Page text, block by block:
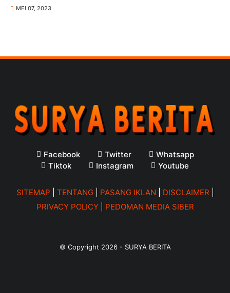
MEI 07, 2023
Facebook Twitter
Whatsapp
Tiktok
Instagram Youtube
SITEMAP TENTANG| PASANG IKLAN DISCLAIMER
PRIVACY POLICY| PEDOMAN MEDIA SIBER
© Copyright 2026- SURYA BERITA